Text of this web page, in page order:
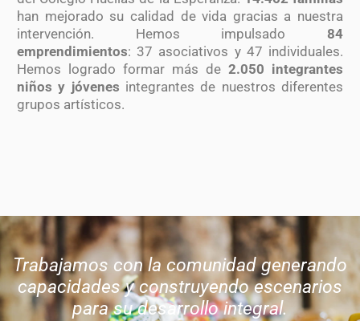
han mejorado su calidad de vida gracias a nuestra
intervención. Hemos impulsado 84
emprendimientos: 37 asociativos y 47 individuales.
Hemos logrado formar más de 2.050 integrantes
niños y jóvenes integrantes de nuestros diferentes
grupos artísticos.
Trabajamos con la comunidad generando
capacidades y construyendo escenarios
para su desarrollo integral.